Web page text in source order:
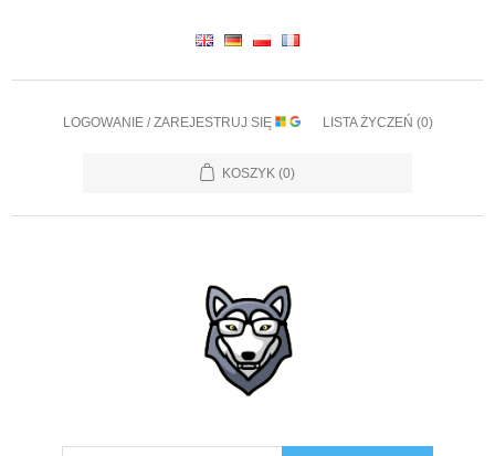
LOGOWANIE / ZAREJESTRUJ SIĘ LISTA ŻYCZEŃ (0)
KOSZYK (0)